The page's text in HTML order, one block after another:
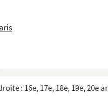
: 16e, 17e, 18e, 19e, 20e